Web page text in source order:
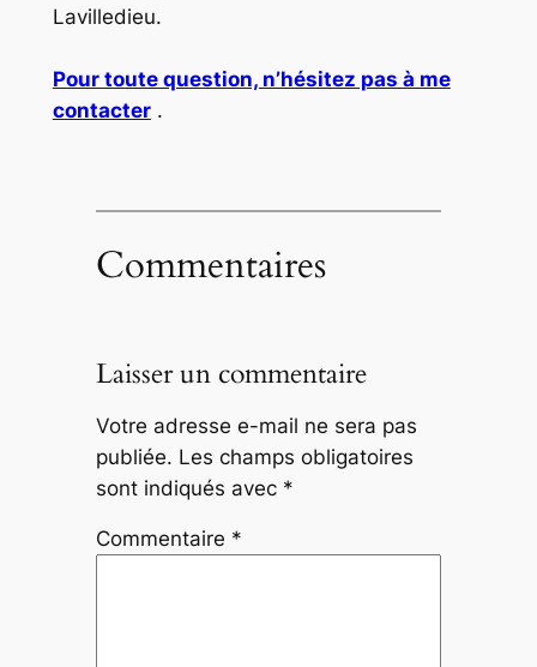
Lavilledieu.
Pour toute question, n’hésitez pas à me
contacter.
Commentaires
Laisser un commentaire
Votre adresse e-mail ne sera pas
publiée. Les champs obligatoires
sont indiqués avec *
Commentaire *